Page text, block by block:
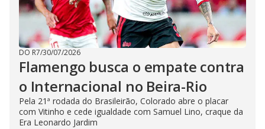
DO R7/30/07/2026
Flamengo busca o empate contra
o Internacional no Beira-Rio
Pela 21ª rodada do Brasileirão, Colorado abre o placar
com Vitinho e cede igualdade com Samuel Lino, craque da
Era Leonardo Jardim